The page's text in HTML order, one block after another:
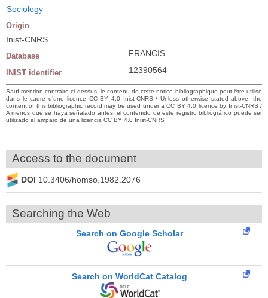
Sociology
Origin
Inist-CNRS
Database FRANCIS
INIST identifier 12390564
Sauf mention contraire ci-dessus, le contenu de cette notice bibliographique peut être utilisé
dans le cadre d’une licence CC BY 4.0 Inist-CNRS / Unless otherwise stated above, the
content of this bibliographic record may be used under a CC BY 4.0 licence by Inist-CNRS /
A menos que se haya señalado antes, el contenido de este registro bibliográfico puede ser
utilizado al amparo de una licencia CC BY 4.0 Inist-CNRS
Access to the document
DOI 10.3406/homso.1982.2076
Searching the Web
Search on Google Scholar
Search on WorldCat Catalog